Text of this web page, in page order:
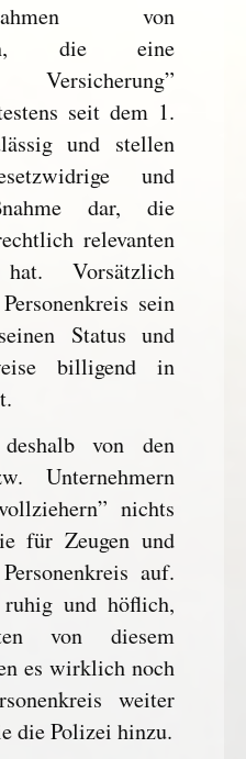
von
die eine
Versicherung”
seit dem 1.
und stellen
und
dar, die
relevanten
Vorsätzlich
sein
Status und
billigend in
von den
Unternehmern
nichts
für Zeugen und
auf.
und höflich,
von diesem
es wirklich noch
weiter
die Polizei hinzu.